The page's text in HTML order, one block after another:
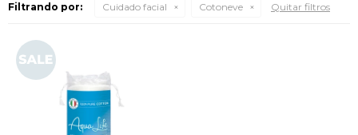
Filtrando por: Cuidado facial Cotoneve Quitar filtros